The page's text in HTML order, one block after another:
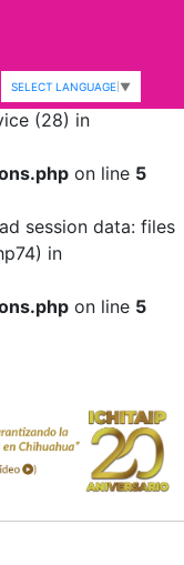
(28) in
on line 5
session data: files
in
on line 5
SELECT LANGUAGE ▼